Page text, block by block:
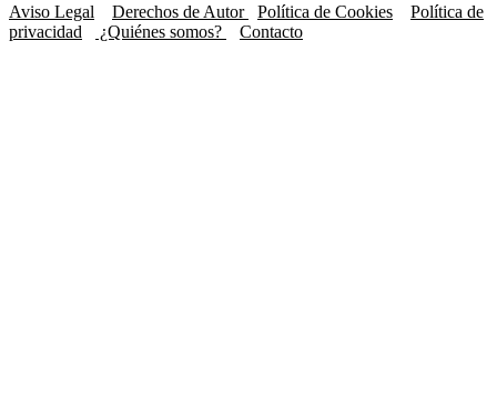
Aviso Legal
Derechos de Autor Política de Cookies
Política de
privacidad
¿Quiénes somos? Contacto